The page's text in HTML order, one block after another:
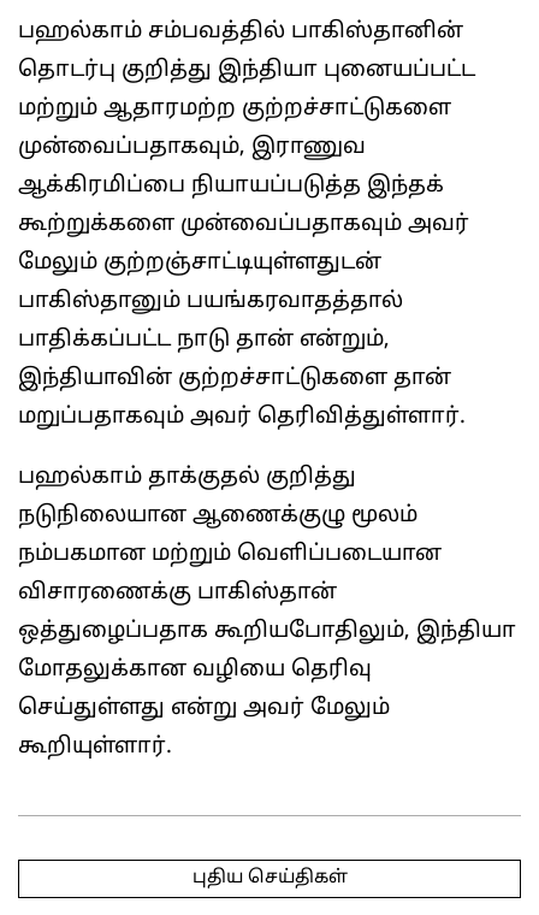
பஹல்காம் சம்பவத்தில் பாகிஸ்தானின்
தொடர்பு குறித்து இந்தியா புனையப்பட்ட
மற்றும் ஆதாரமற்ற குற்றச்சாட்டுகளை
முன்வைப்பதாகவும், இராணுவ
ஆக்கிரமிப்பை நியாயப்படுத்த இந்தக்
கூற்றுக்களை முன்வைப்பதாகவும் அவர்
மேலும் குற்றஞ்சாட்டியுள்ளதுடன்
பாகிஸ்தானும் பயங்கரவாதத்தால்
பாதிக்கப்பட்ட நாடு தான் என்றும்,
இந்தியாவின் குற்றச்சாட்டுகளை தான்
மறுப்பதாகவும் அவர் தெரிவித்துள்ளார்.
பஹல்காம் தாக்குதல் குறித்து
நடுநிலையான ஆணைக்குழு மூலம்
நம்பகமான மற்றும் வெளிப்படையான
விசாரணைக்கு பாகிஸ்தான்
ஒத்துழைப்பதாக கூறியபோதிலும், இந்தியா
மோதலுக்கான வழியை தெரிவு
செய்துள்ளது என்று அவர் மேலும்
கூறியுள்ளார்.
04-
புதிய செய்திகள்